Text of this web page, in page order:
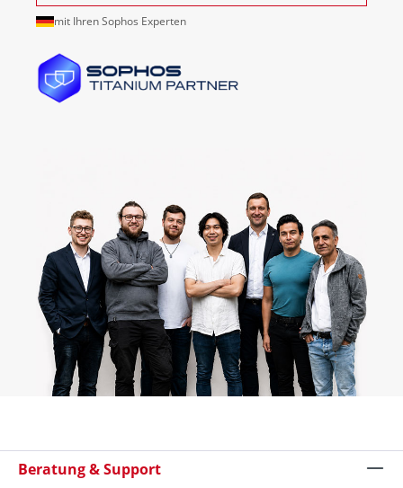
mit Ihren Sophos Experten
Beratung & Support